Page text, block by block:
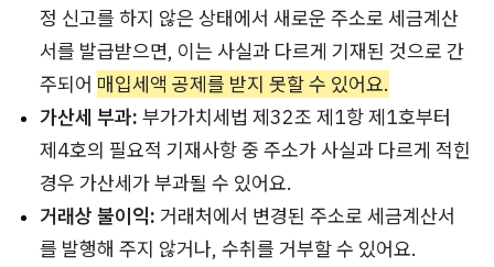
정 신고를 하지 않은 상태에서 새로운 주소로 세금계산
서를 발급받으면, 이는 사실과 다르게 기재된 것으로 간
주되어 매입세액 공제를 받지 못할 수 있어요.
가산세 부과: 부가가치세법 제32조 제1항 제1호부터
제4호의 필요적 기재사항 중 주소가 사실과 다르게 적힌
경우 가산세가 부과될 수 있어요.
거래상 불이익: 거래처에서 변경된 주소로 세금계산서
를 발행해 주지 않거나, 수취를 거부할 수 있어요.